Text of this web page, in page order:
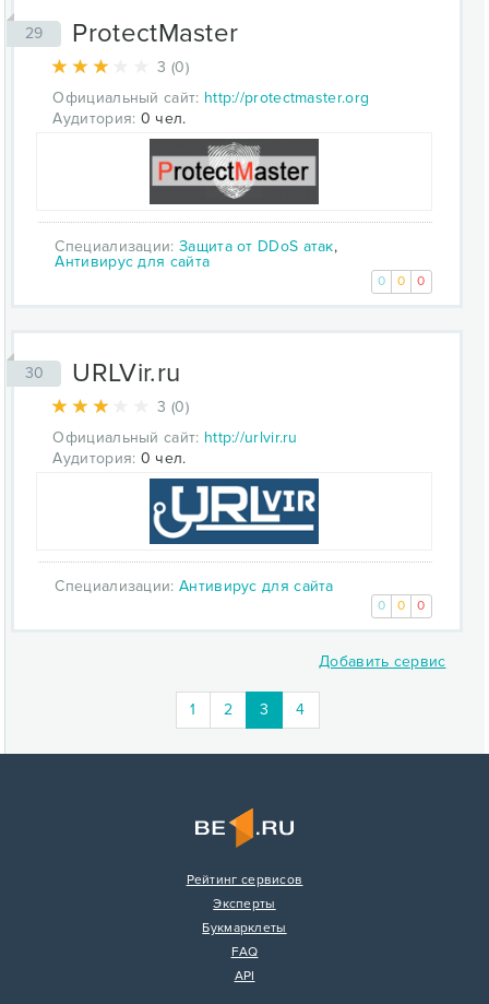
29 ProtectMaster
3 (0)
Официальный сайт: http://protectmaster.org
Аудитория: 0 чел.
Специализации: Защита от DDoS атак,
Антивирус для сайта
0 0 0
30 URLVir.ru
3 (0)
Официальный сайт: http://urlvir.ru
Аудитория: 0 чел.
Специализации: Антивирус для сайта
0 0 0
Добавить сервис
1 2 3 (current)
4
Рейтинг сервисов
Эксперты
Букмарклеты
FAQ
API